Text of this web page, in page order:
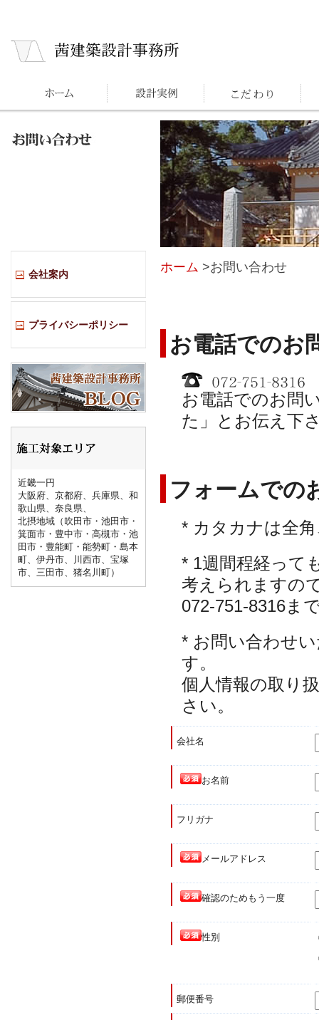
会社案内
プライバシーポリシー
近畿一円
大阪府、京都府、兵庫県、和
歌山県、奈良県、
北摂地域（吹田市・池田市・
箕面市・豊中市・高槻市・池
田市・豊能町・能勢町・島本
町、伊丹市、川西市、宝塚
市、三田市、猪名川町）
ホーム >お問い合わせ
お電話でのお
お電話でのお問
た」とお伝え下
フォームでの
* カタカナは全
* 1週間程経って
考えられますの
072-751-8316ま
* お問い合わせ
す。
個人情報の取り
さい。
会社名
お名前
フリガナ
メールアドレス
確認のためもう一度
性別
郵便番号